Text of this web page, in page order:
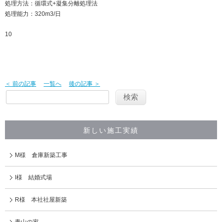
処理方法：循環式+凝集分離処理法
処理能力：320m3/日
10
＜ 前の記事 一覧へ 後の記事 ＞
新しい施工実績
M様 倉庫新築工事
I様 結婚式場
R様 本社社屋新築